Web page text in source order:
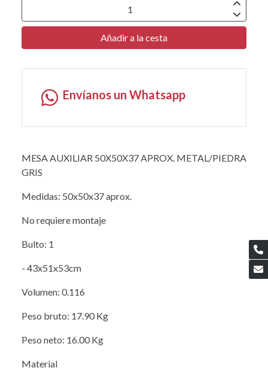
Añadir a la cesta
Envíanos un Whatsapp
MESA AUXILIAR 50X50X37 APROX. METAL/PIEDRA
GRIS
Medidas: 50x50x37 aprox.
No requiere montaje
Bulto: 1
- 43x51x53cm
Volumen: 0.116
Peso bruto: 17.90 Kg
Peso neto: 16.00 Kg
Material